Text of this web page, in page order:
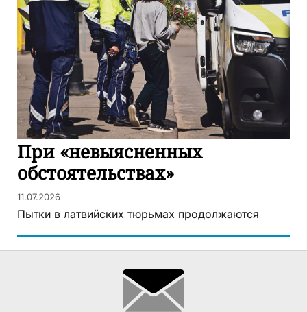
При «невыясненных
обстоятельствах»
11.07.2026
Пытки в латвийских тюрьмах продолжаются